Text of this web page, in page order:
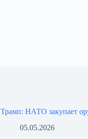
Трамп: НАТО закупает
05.05.2026